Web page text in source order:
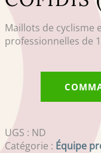
Maillots de cyclisme
professionnelles de
UGS : ND
Catégorie : Équipe